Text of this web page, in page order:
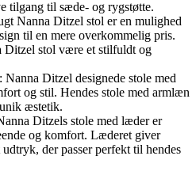
tilgang til sæde- og rygstøtte.
Nanna Ditzel stol er en mulighed
til en mere overkommelig pris.
Ditzel stol være et stilfuldt og
Ditzel designede stole med
og stil. Hendes stole med armlæn
æstetik.
Ditzels stole med læder er
og komfort. Læderet giver
der passer perfekt til hendes